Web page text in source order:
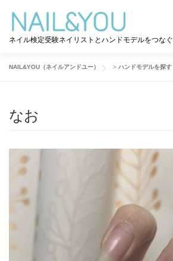
ネイル検定受験ネイリストとハンドモデルをつなぐ
ハンドモデルを探す
お問い合わせ
NAIL&YOU（ネイルアンドユー） > ハンドモデルを探す
なお